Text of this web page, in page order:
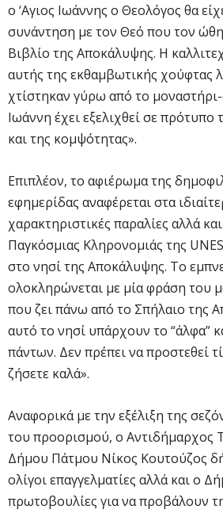
ο ‘Αγιος Ιωάννης ο Θεολόγος θα
συνάντηση με τον Θεό που τον
Βιβλίο της Αποκάλυψης. Η
αυτής της εκθαμβωτικής χούφτας
χτίστηκαν γύρω από το
Ιωάννη έχει εξελιχθεί σε πρότυπο
και της κομψότητας».
Επιπλέον, το αφιέρωμα της
εφημερίδας αναφέρεται στα
χαρακτηριστικές παραλίες αλλά
Παγκόσμιας Κληρονομιάς της
στο νησί της Αποκάλυψης. Το
ολοκληρώνεται με μία φράση του
που ζει πάνω από το Σπήλαιο της
αυτό το νησί υπάρχουν το “άλφα”
πάντων. Δεν πρέπει να προστεθεί
ζήσετε καλά».
Αναφορικά με την εξέλιξη της
του προορισμού, ο Αντιδήμαρχος
Δήμου Πάτμου Νίκος Κουτούζος
ολίγοι επαγγελματίες αλλά και ο
πρωτοβουλίες για να προβάλουν